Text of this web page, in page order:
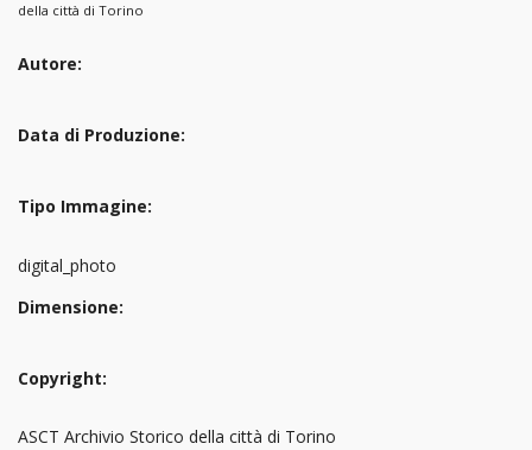
della città di Torino
Autore:
Data di Produzione:
Tipo Immagine:
digital_photo
Dimensione:
Copyright:
ASCT Archivio Storico della città di Torino